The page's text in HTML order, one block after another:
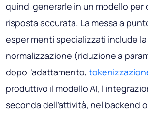
quindi generarle in un modello per
risposta accurata. La messa a
esperimenti specializzati include la
normalizzazione (riduzione a
dopo l'adattamento,
produttivo il modello AI,
seconda dell’attività, nel backend